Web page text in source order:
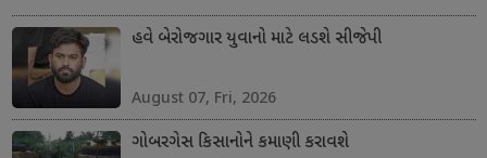
હવે બેરોજગાર યુવાનો માટે લડશે સીજેપી
August 07, Fri, 2026
ગોબરગેસ કિસાનોને કમાણી કરાવશે